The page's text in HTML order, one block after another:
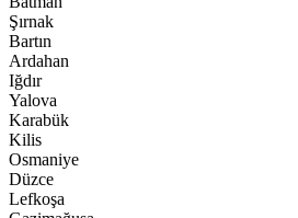
Şırnak
Bartın
Ardahan
Iğdır
Yalova
Karabük
Kilis
Osmaniye
Düzce
Lefkoşa